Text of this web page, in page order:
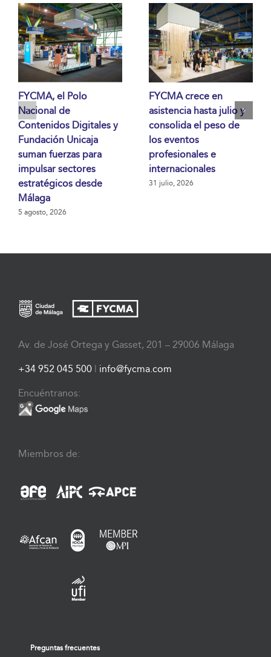
FYCMA, el Polo
Nacional de
Contenidos Digitales y
Fundación Unicaja
suman fuerzas para
impulsar sectores
estratégicos desde
Málaga
5 agosto, 2026
FYCMA crece en
asistencia hasta julio y
consolida el peso de
los eventos
profesionales e
internacionales
31 julio, 2026
Av. de José Ortega y Gasset, 201 – 29006 Málaga
+34 952 045 500 | info@fycma.com
Encuéntranos:
Miembros de:
Preguntas frecuentes